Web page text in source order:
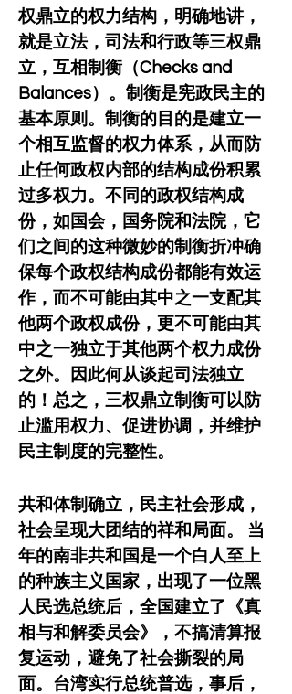
权鼎立的权力结构，明确地讲，
就是立法，司法和行政等三权鼎
立，互相制衡（Checks and
Balances）。制衡是宪政民主的
基本原则。制衡的目的是建立一
个相互监督的权力体系，从而防
止任何政权内部的结构成份积累
过多权力。不同的政权结构成
份，如国会，国务院和法院，它
们之间的这种微妙的制衡折冲确
保每个政权结构成份都能有效运
作，而不可能由其中之一支配其
他两个政权成份，更不可能由其
中之一独立于其他两个权力成份
之外。因此何从谈起司法独立
的！总之，三权鼎立制衡可以防
止滥用权力、促进协调，并维护
民主制度的完整性。
共和体制确立，民主社会形成，
社会呈现大团结的祥和局面。 当
年的南非共和国是一个白人至上
的种族主义国家，出现了一位黑
人民选总统后，全国建立了《真
相与和解委员会》，不搞清算报
复运动，避免了社会撕裂的局
面。台湾实行总统普选，事后，